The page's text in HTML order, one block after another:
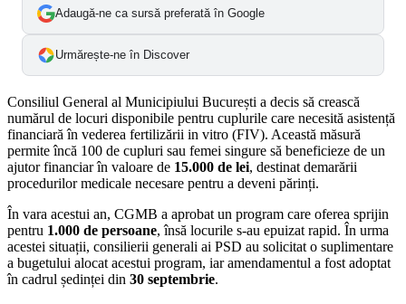
Adaugă-ne ca sursă preferată în Google
Urmărește-ne în Discover
Consiliul General al Municipiului București a decis să crească
numărul de locuri disponibile pentru cuplurile care necesită asistență
financiară în vederea fertilizării in vitro (FIV). Această măsură
permite încă 100 de cupluri sau femei singure să beneficieze de un
ajutor financiar în valoare de 15.000 de lei, destinat demarării
procedurilor medicale necesare pentru a deveni părinți.
În vara acestui an, CGMB a aprobat un program care oferea sprijin
pentru 1.000 de persoane, însă locurile s-au epuizat rapid. În urma
acestei situații, consilierii generali ai PSD au solicitat o suplimentare
a bugetului alocat acestui program, iar amendamentul a fost adoptat
în cadrul ședinței din 30 septembrie.